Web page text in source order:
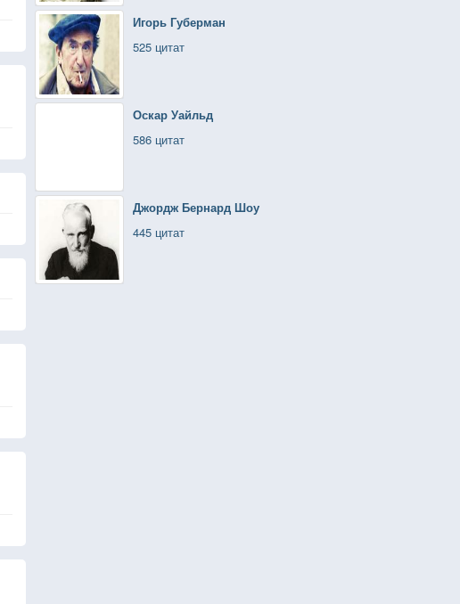
Игорь Губерман
525 цитат
Оскар Уайльд
586 цитат
Джордж Бернард Шоу
445 цитат